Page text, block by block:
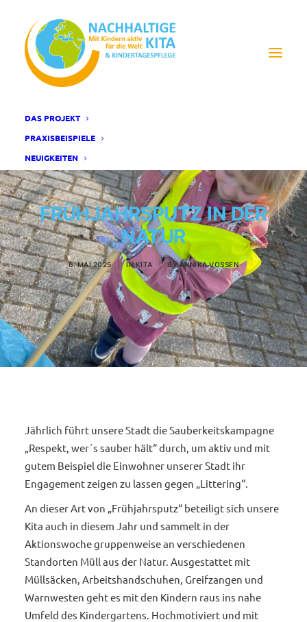
DAS PROJEKT
PRAXISBEISPIELE
NEUIGKEITEN
FRÜHJAHRSPUTZ IN DER
NATUR
6. MAI 2025 INKITA BYANNIKA VOSSEN
Jährlich führt unsere Stadt die Sauberkeitskampagne
„Respekt, wer´s sauber hält“ durch, um aktiv und mit
gutem Beispiel die Einwohner unserer Stadt ihr
Engagement zeigen zu lassen gegen „Littering“.
An dieser Art von „Frühjahrsputz“ beteiligt sich unsere
Kita auch in diesem Jahr und sammelt in der
Aktionswoche gruppenweise an verschiedenen
Standorten Müll aus der Natur. Ausgestattet mit
Müllsäcken, Arbeitshandschuhen, Greifzangen und
Warnwesten geht es mit den Kindern raus ins nahe
Umfeld des Kindergartens. Hochmotiviert und mit